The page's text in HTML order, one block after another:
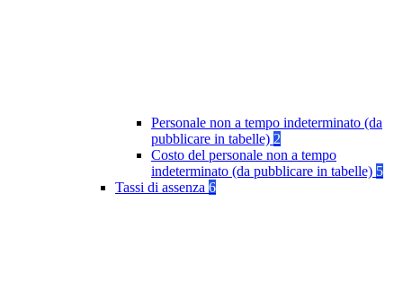
Personale non a tempo indeterminato (da
pubblicare in tabelle) 2
Costo del personale non a tempo
indeterminato (da pubblicare in tabelle) 5
Tassi di assenza 6